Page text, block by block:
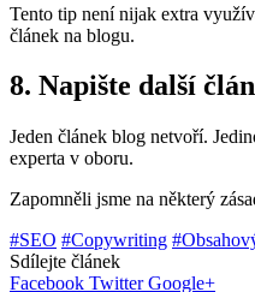
Tento tip není nijak extra
článek na blogu.
8. Napište další
Jeden článek blog netvoří.
experta v oboru.
Zapomněli jsme na některý
#SEO #Copywriting
Sdílejte článek
Facebook Twitter Google+